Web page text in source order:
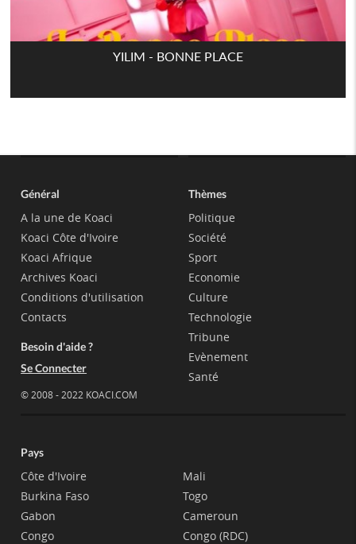
YILIM - BONNE PLACE
Général
A la une de Koaci
Koaci Côte d'Ivoire
Koaci Afrique
Archives Koaci
Conditions d'utilisation
Contacts
Besoin d'aide ?
Se Connecter
© 2008 - 2022 KOACI.COM
Thèmes
Politique
Société
Sport
Economie
Culture
Technologie
Tribune
Evènement
Santé
Pays
Côte d'Ivoire
Burkina Faso
Gabon
Congo
Mali
Togo
Cameroun
Congo (RDC)